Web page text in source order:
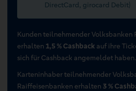
DirectCard, girocard Debit)
Kunden teilnehmender Volksbanken
erhalten 1,5 % Cashback auf ihre
sich für Cashback angemeldet haben.
Karteninhaber teilnehmender
Raiffeisenbanken erhalten 3 %